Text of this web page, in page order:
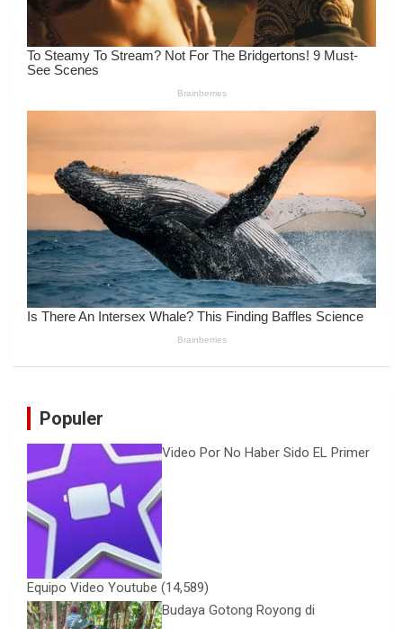
Populer
Video Por No Haber Sido EL Primer
Equipo Video Youtube (14,589)
Budaya Gotong Royong di